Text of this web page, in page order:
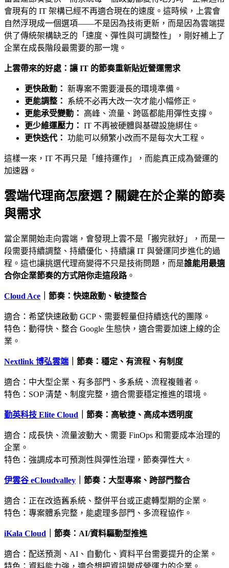
會現有的 IT 架構已經不再適合現在的速度。這時候，上雲會
自然浮現成一個選項——不是因為技術更新，而是因為雲端提
供了傳統架構缺乏的「速度、彈性與可調整性」，剛好補上了
企業在成長階段最需要的那一塊。
上雲帶來的好處：讓 IT 的節奏重新貼近營運需求
更快啟動： 新專案不需要漫長的環境準備。
更能調整：
系統不必再大改一次才能小幅修正。
更能承受變動：
高峰、流量、跨區都能用彈性支撐。
更少維運壓力： IT 不再被硬體與基礎設施綁住。
更快迭代： 功能可以頻繁小改而不是每次大工程。
這樣一來，IT 不再只是「維持運作」，而能真正成為營運的
加速器。
雲端代理商怎麼選？關鍵在於企業的節奏
與需求
當企業開始走向雲端，會發現上雲不是「搬完就好」，而是一
段需要持續調整、持續優化、持續讓 IT 與營運同步進化的過
程。這也讓挑選代理商變得不只是技術問題，而是誰能用最適
合你企業節奏的方式陪你走這段路。
Cloud Ace ｜節奏：快速啟動、敏捷整合
適合：希望快速啟動 GCP、需要輕量但持續迭代的團隊。
特色：動得快、整合 Google 生態快，適合需要加速上線的企
業。
Nextlink 博弘雲端 ｜節奏：穩定、有流程、有制度
適合：中大型企業、有多部門、多系統、流程複雜者。
特色：SOP 清楚、制度完整，適合需要穩定推進的環境。
勤英科技 Elite Cloud ｜節奏：高敏捷、高成本透明度
適合：成長快、流量波動大、需要 FinOps 和需要成本治理的
企業。
特色：強調成本可預測性與彈性治理，節奏彈性大。
伊雲谷 eCloudvalley ｜節奏：大型專案、跨部門整合
適合：正在改造舊系統、整併平台或正處轉型期的企業。
特色：專案體系完整，能處理多部門、多流程協作。
iKala Cloud ｜節奏：AI/資料驅動型推進
適合：配送預測、AI、自動化、資料平台需要提升的企業。